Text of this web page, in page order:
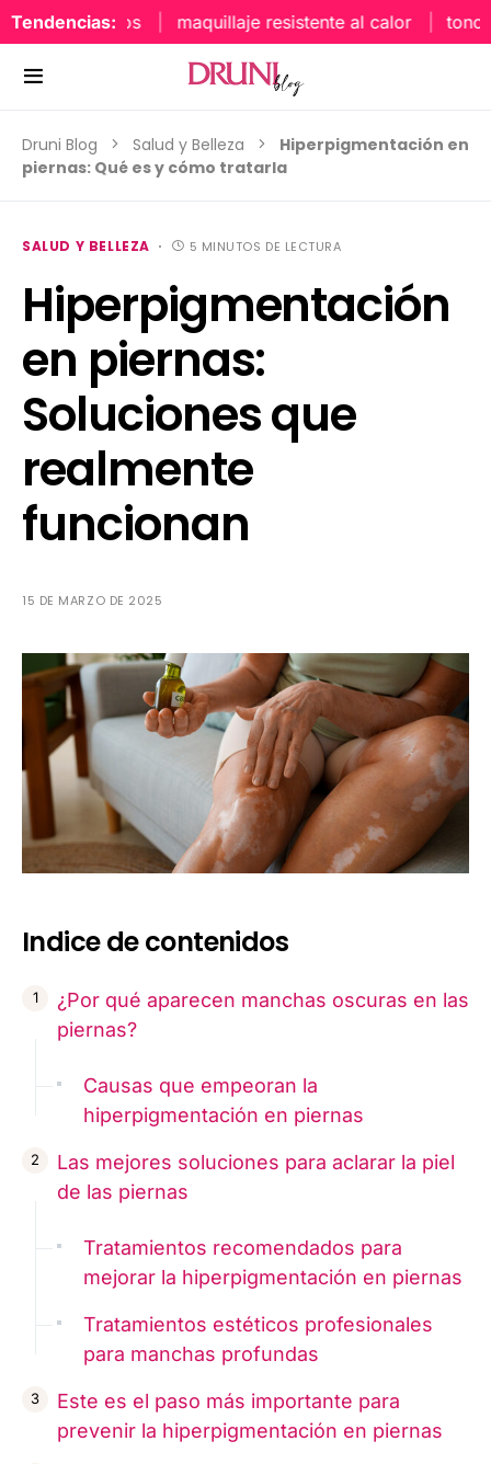
Tendencias: maquillaje resistente al calor tonos
Druni Blog Salud y Belleza
Hiperpigmentación en
piernas: Qué es y cómo tratarla
SALUD Y BELLEZA 5 MINUTOS DE LECTURA
Hiperpigmentación
en piernas:
Soluciones que
realmente
funcionan
15 DE MARZO DE 2025
Indice de contenidos
¿Por qué aparecen manchas oscuras en las
piernas?
Causas que empeoran la
hiperpigmentación en piernas
Las mejores soluciones para aclarar la piel
de las piernas
Tratamientos recomendados para
mejorar la hiperpigmentación en piernas
Tratamientos estéticos profesionales
para manchas profundas
Este es el paso más importante para
prevenir la hiperpigmentación en piernas